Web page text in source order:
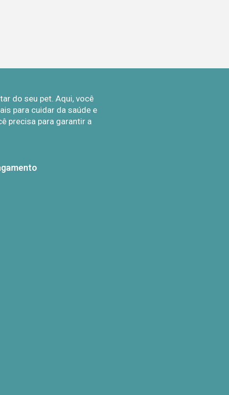
do seu pet. Aqui, você
para cuidar da saúde e
precisa para garantir a